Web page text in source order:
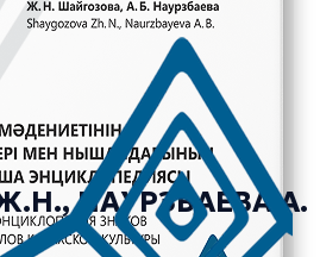
НАУРЗБАЕВА А.